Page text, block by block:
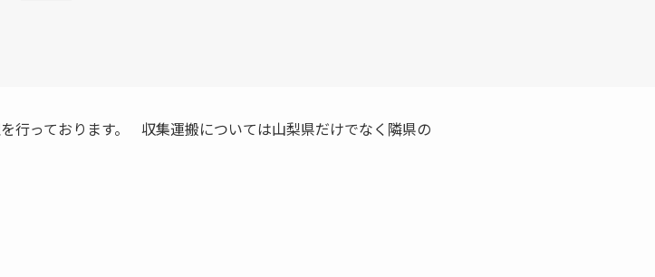
行っております。 収集運搬については山梨県だけでなく隣県の